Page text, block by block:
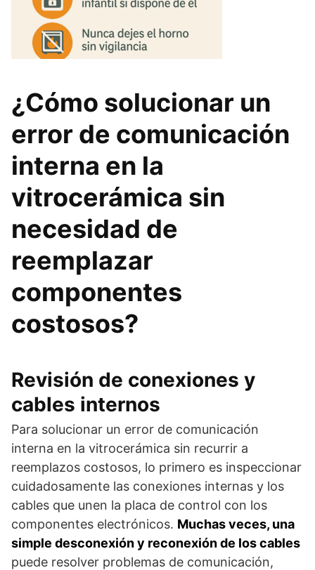
¿Cómo solucionar un
error de comunicación
interna en la
vitrocerámica sin
necesidad de
reemplazar
componentes
costosos?
Revisión de conexiones y
cables internos
Para solucionar un error de comunicación
interna en la vitrocerámica sin recurrir a
reemplazos costosos, lo primero es inspeccionar
cuidadosamente las conexiones internas y los
cables que unen la placa de control con los
componentes electrónicos. Muchas veces, una
simple desconexión y reconexión de los cables
puede resolver problemas de comunicación,